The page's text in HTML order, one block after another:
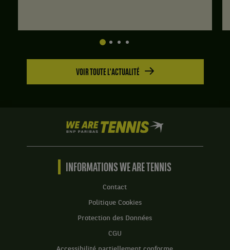
VOIR TOUTE L'ACTUALITÉ
We
are
Tennis
BNP
INFORMATIONS WE ARE TENNIS
Contact
Politique Cookies
Protection des Données
CGU